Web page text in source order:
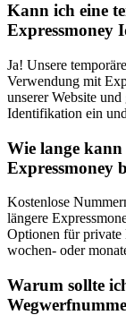
Kann ich eine
Expressmoney
Ja! Unsere
Verwendung mit
unserer Website
Identifikation ein
Wie lange
Expressmoney
Kostenlose
längere
Optionen für private
wochen- oder
Warum sollte